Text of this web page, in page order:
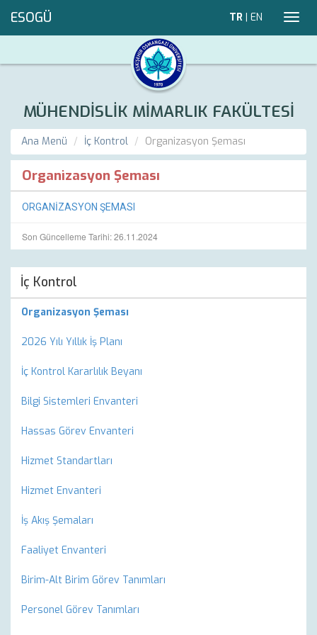
ESOGÜ TR | EN
MÜHENDİSLİK MİMARLIK FAKÜLTESİ
Ana Menü İç Kontrol Organizasyon Şeması
Organizasyon Şeması
ORGANİZASYON ŞEMASI
Son Güncelleme Tarihi: 26.11.2024
İç Kontrol
Organizasyon Şeması
2026 Yılı Yıllık İş Planı
İç Kontrol Kararlılık Beyanı
Bilgi Sistemleri Envanteri
Hassas Görev Envanteri
Hizmet Standartları
Hizmet Envanteri
İş Akış Şemaları
Faaliyet Envanteri
Birim-Alt Birim Görev Tanımları
Personel Görev Tanımları